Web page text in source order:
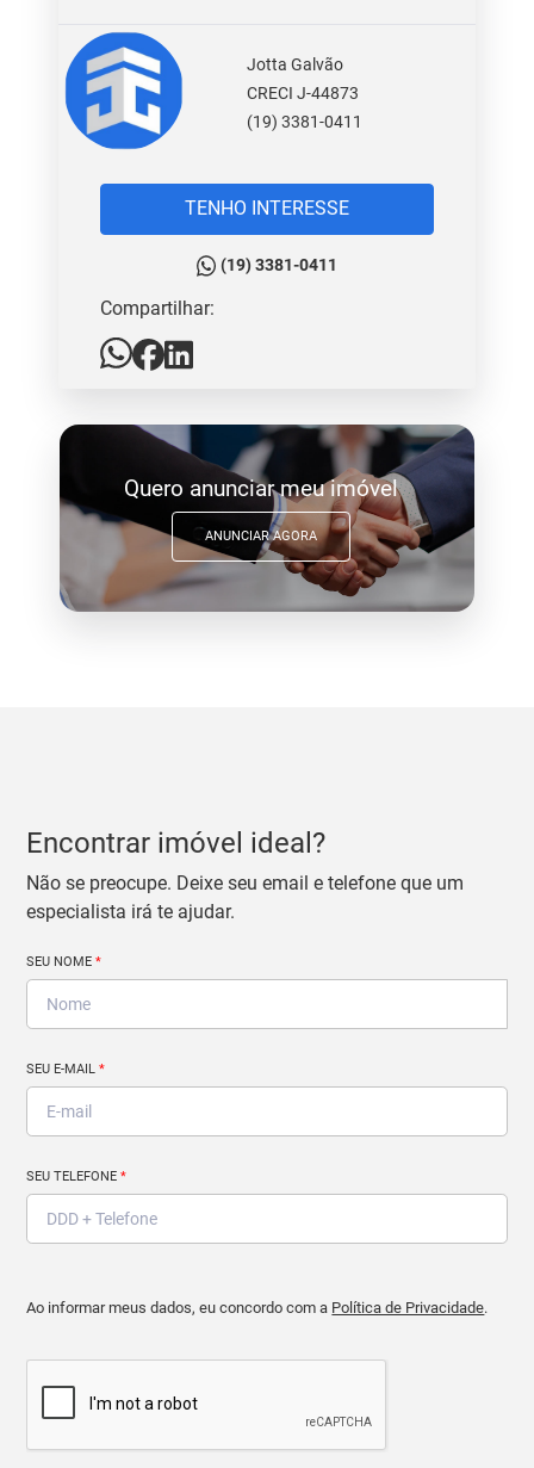
Jotta Galvão
CRECI J-44873
(19) 3381-0411
TENHO INTERESSE
(19) 3381-0411
Compartilhar:
Quero anunciar meu imóvel
ANUNCIAR AGORA
Encontrar imóvel ideal?
Não se preocupe. Deixe seu email e telefone que um
especialista irá te ajudar.
SEU NOME*
SEU E-MAIL*
SEU TELEFONE*
Ao informar meus dados, eu concordo com a Política de Privacidade.